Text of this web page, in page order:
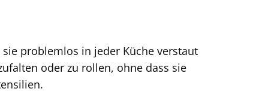
sie problemlos in jeder Küche verstaut
oder zu rollen, ohne dass sie